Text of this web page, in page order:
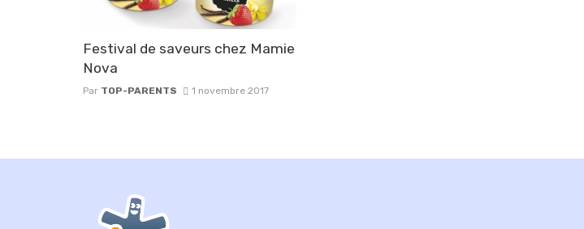
Festival de saveurs chez Mamie
Nova
Par TOP-PARENTS 1 novembre 2017